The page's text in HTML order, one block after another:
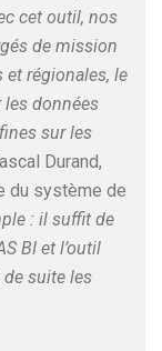
cet outil, nos
de mission
et régionales, le
les données
sur les
Durand,
du système de
: il suffit de
BI et l’outil
suite les